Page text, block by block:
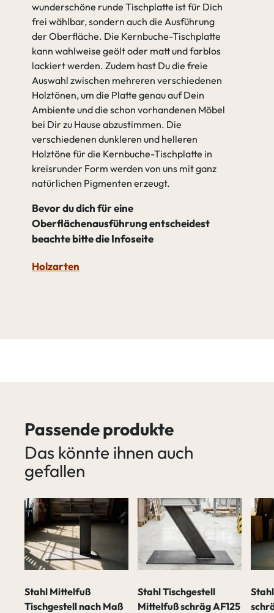
wunderschöne runde Tischplatte ist für Dich
frei wählbar, sondern auch die Ausführung
der Oberfläche. Die Kernbuche-Tischplatte
kann wahlweise geölt oder matt und farblos
lackiert werden. Zudem hast Du die freie
Auswahl zwischen mehreren verschiedenen
Holztönen, um die Platte genau auf Dein
Ambiente und die schon vorhandenen Möbel
bei Dir zu Hause abzustimmen. Die
verschiedenen dunkleren und helleren
Holztöne für die Kernbuche-Tischplatte in
kreisrunder Form werden von uns mit ganz
natürlichen Pigmenten erzeugt.
Bevor du dich für eine
Oberflächenausführung entscheidest
beachte bitte die Infoseite
Holzarten
Passende produkte
Das könnte ihnen auch
gefallen
Stahl Mittelfuß
Tischgestell nach Maß
Stahl Tischgestell
Mittelfuß schräg AF125